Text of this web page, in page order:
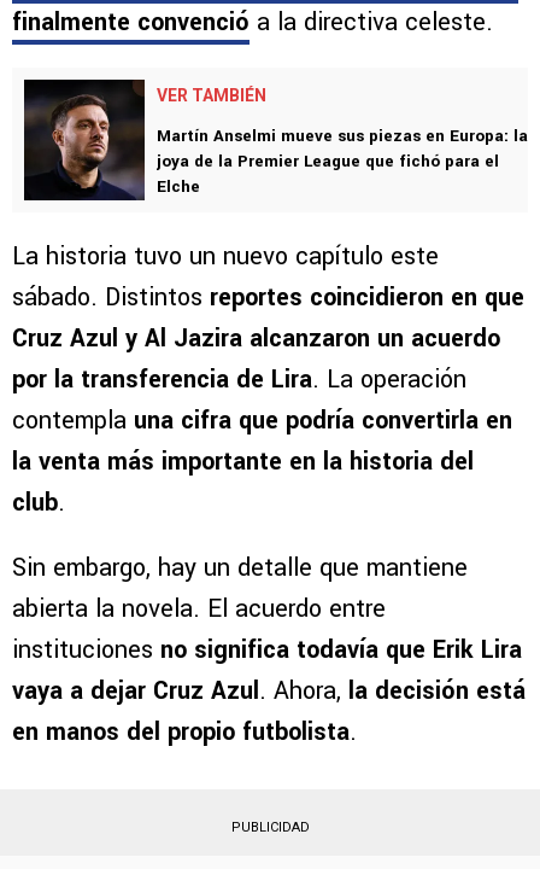
finalmente convenció a la directiva celeste.
VER TAMBIÉN
Martín Anselmi mueve sus piezas en Europa: la
joya de la Premier League que fichó para el
Elche
La historia tuvo un nuevo capítulo este
sábado. Distintos reportes coincidieron en que
Cruz Azul y Al Jazira alcanzaron un acuerdo
por la transferencia de Lira. La operación
contempla una cifra que podría convertirla en
la venta más importante en la historia del
club.
Sin embargo, hay un detalle que mantiene
abierta la novela. El acuerdo entre
instituciones no significa todavía que Erik Lira
vaya a dejar Cruz Azul. Ahora, la decisión está
en manos del propio futbolista.
PUBLICIDAD